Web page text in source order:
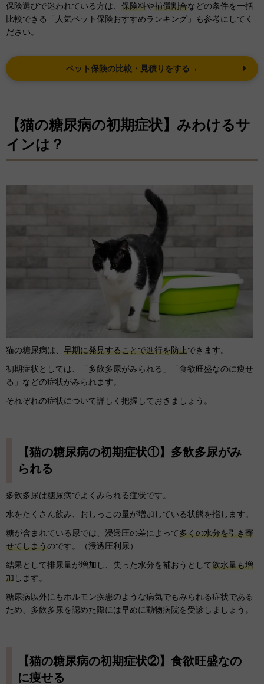
保険選びで迷われている方は、 保険料や補償割合などの条件を一括
比較できる「人気ペット保険おすすめランキング」も参考にしてく
ださい。
ペット保険の比較・見積りをする→
【猫の糖尿病の初期症状】みわけるサ
インは？
猫の糖尿病は、 早期に発見することで進行を防止できます。
初期症状としては、「多飲多尿がみられる」「食欲旺盛なのに痩せ
る」などの症状がみられます。
それぞれの症状について詳しく把握しておきましょう。
【猫の糖尿病の初期症状①】多飲多尿がみ
られる
多飲多尿は糖尿病でよくみられる症状です。
水をたくさん飲み、おしっこの量が増加している状態を指します。
糖が含まれている尿では、浸透圧の差によって多くの水分を引き寄
せてしまうのです。（浸透圧利尿）
結果として排尿量が増加し、失った水分を補おうとして飲水量も増
加します。
糖尿病以外にもホルモン疾患のような病気でもみられる症状である
ため、多飲多尿を認めた際には早めに動物病院を受診しましょう。
【猫の糖尿病の初期症状②】食欲旺盛なの
に痩せる